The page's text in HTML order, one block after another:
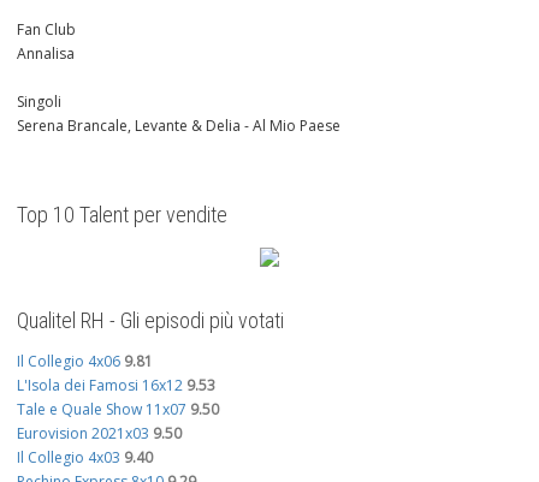
Fan Club
Annalisa
Singoli
Serena Brancale, Levante & Delia - Al Mio Paese
Top 10 Talent per vendite
Qualitel RH - Gli episodi più votati
Il Collegio 4x06 9.81
L'Isola dei Famosi 16x12 9.53
Tale e Quale Show 11x07 9.50
Eurovision 2021x03 9.50
Il Collegio 4x03 9.40